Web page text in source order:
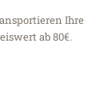
Ihre
ab 80€.